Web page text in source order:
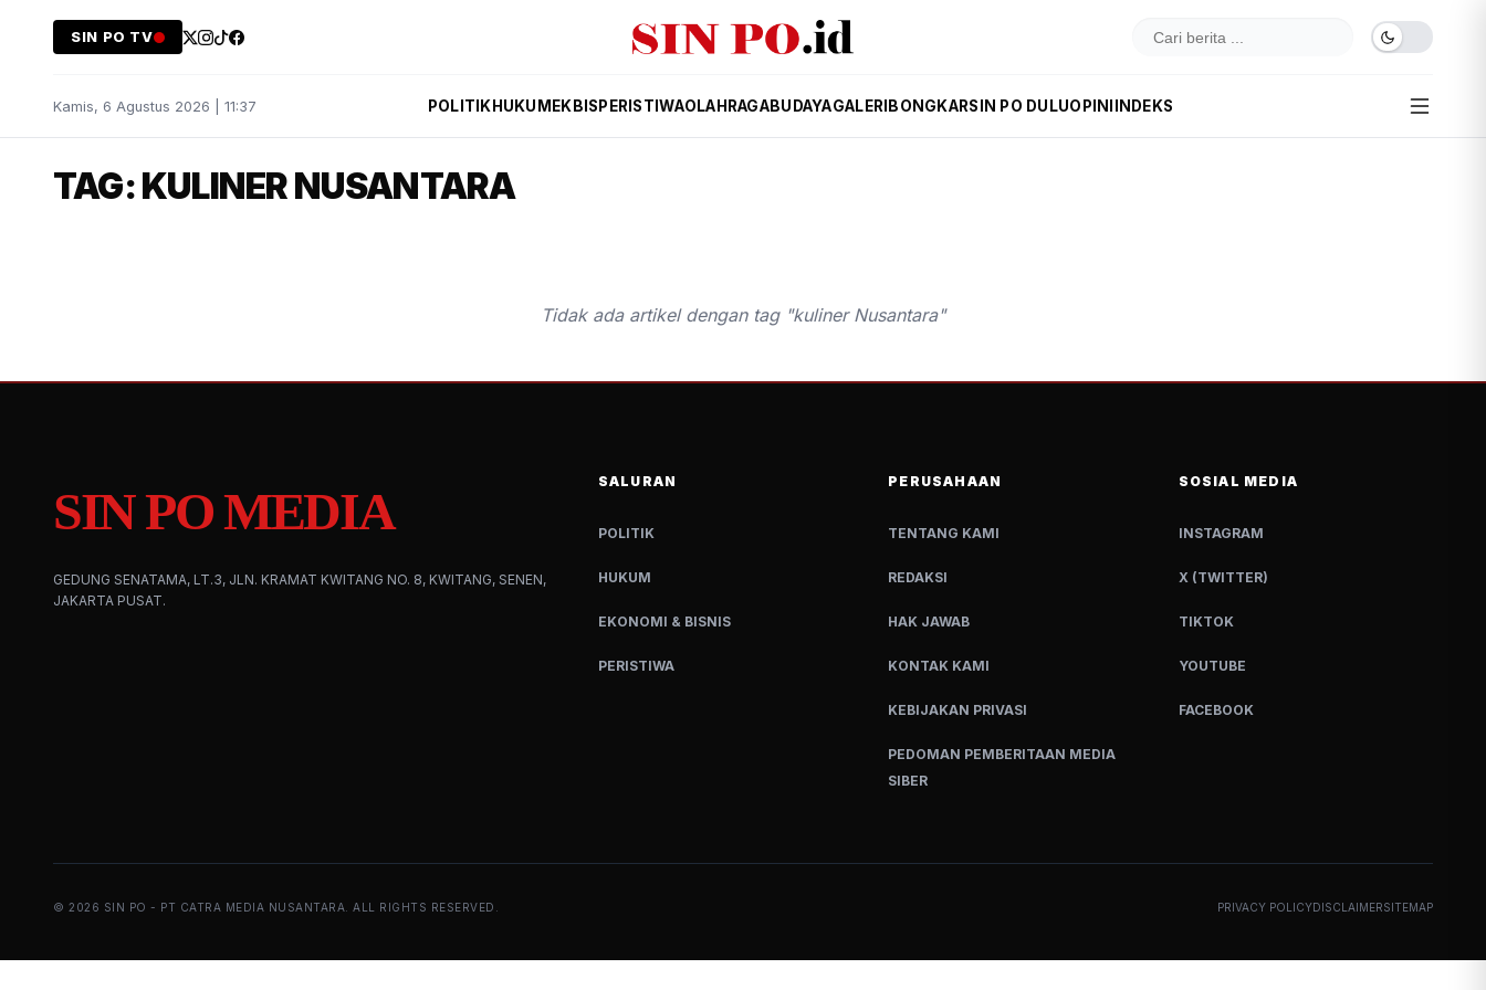
SIN PO TV
Kamis, 6 Agustus 2026 | 11:37 POLITIK HUKUM EKBIS PERISTIWAOLAHRAGABUDAYAGALERI BONGKARSIN PO DULUOPINI INDEKS
TAG: KULINER NUSANTARA
Tidak ada artikel dengan tag "kuliner Nusantara"
SIN PO MEDIA
GEDUNG SENATAMA, LT.3, JLN. KRAMAT KWITANG NO. 8, KWITANG, SENEN,
JAKARTA PUSAT.
SALURAN
POLITIK
HUKUM
EKONOMI & BISNIS
PERISTIWA
PERUSAHAAN
TENTANG KAMI
REDAKSI
HAK JAWAB
KONTAK KAMI
KEBIJAKAN PRIVASI
PEDOMAN PEMBERITAAN MEDIA
SIBER
SOSIAL MEDIA
INSTAGRAM
X (TWITTER)
TIKTOK
YOUTUBE
FACEBOOK
© 2026 SIN PO - PT CATRA MEDIA NUSANTARA. ALL RIGHTS RESERVED. PRIVACY POLICYDISCLAIMERSITEMAP